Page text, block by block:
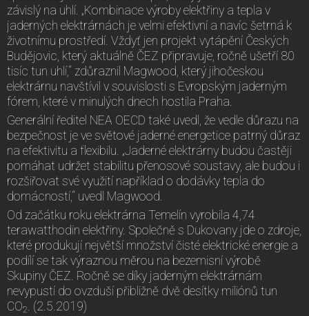
závislý na uhlí. „Kombinace výroby elektřiny a tepla v
jaderných elektrárnách je velmi efektivní a navíc šetrná k
životnímu prostředí. Vždyť jen projekt vytápění Českých
Budějovic, který aktuálně ČEZ připravuje, ročně ušetří 80
tisíc tun uhlí,“ zdůraznil Magwood, který jihočeskou
elektrárnu navštívil v souvislosti s Evropským jaderným
fórem, které v minulých dnech hostila Praha.
Generální ředitel NEA OECD také uvedl, že vedle důrazu na
bezpečnost je ve světové jaderné energetice patrný důraz
na efektivitu a flexibilu. „Jaderné elektrárny budou častěji
pomáhat udržet stabilitu přenosové soustavy, ale budou i
rozšiřovat své využití například o dodávky tepla do
domácností,“ uvedl Magwood.
Od začátku roku elektrárna Temelín vyrobila 4,74
terawatthodin elektřiny. Společně s Dukovany jde o zdroje,
které produkují největší množství čisté elektrické energie a
podílí se tak výraznou měrou na bezemisní výrobě
Skupiny ČEZ. Ročně se díky jaderným elektrárnám
nevypustí do ovzduší přibližně dvě desítky miliónů tun
CO2 . (2.5.2019)